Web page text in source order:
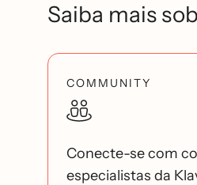
Saiba mais
COMMUNITY
Conecte-se com
especialistas da